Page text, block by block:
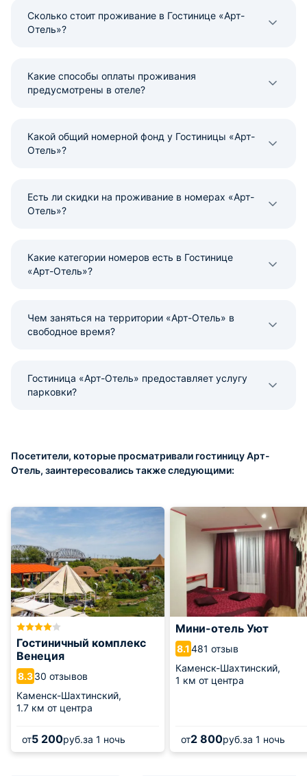
Сколько стоит проживание в Гостинице «Арт-
Отель»?
Какие способы оплаты проживания
предусмотрены в отеле?
Какой общий номерной фонд у Гостиницы «Арт-
Отель»?
Есть ли скидки на проживание в номерах «Арт-
Отель»?
Какие категории номеров есть в Гостинице
«Арт-Отель»?
Чем заняться на территории «Арт-Отель» в
свободное время?
Гостиница «Арт-Отель» предоставляет услугу
парковки?
Посетители, которые просматривали гостиницу Арт-
Отель, заинтересовались также следующими:
Гостиничный комплекс
Венеция
8.330 отзывов
Каменск-Шахтинский,
1.7 км от центра
от5 200руб.за 1 ночь
Мини-отель Уют
8.1481 отзыв
Каменск-Шахтинский,
1 км от центра
от2 800руб.за 1 ночь